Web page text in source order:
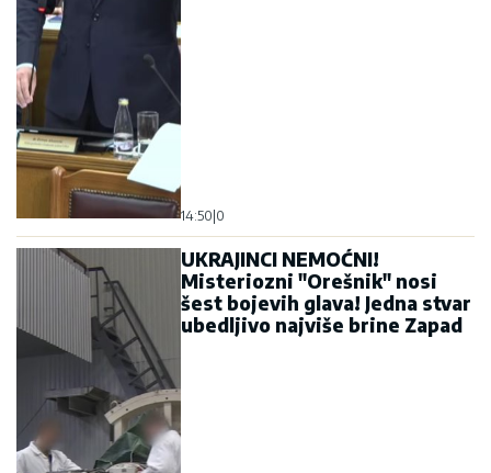
14:50 0
UKRAJINCI NEMOĆNI!
Misteriozni "Orešnik" nosi
šest bojevih glava! Jedna stvar
ubedljivo najviše brine Zapad